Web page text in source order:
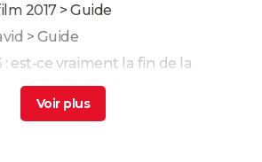
2017> Guide
> Guide
: est-ce vraiment la fin de la
Video ?> Guide
> Guide